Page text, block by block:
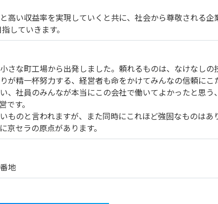
高い収益率を実現していくと共に、社会から尊敬される
していきます。
さな町工場から出発しました。頼れるものは、なけなし
が精一杯努力する、経営者も命をかけてみんなの信頼にこ
、社員のみんなが本当にこの会社で働いてよかったと思
す。
ものと言われますが、また同時にこれほど強固なものはあ
セラの原点があります。
地